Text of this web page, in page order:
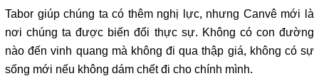
Tabor giúp chúng ta có thêm nghị lực, nhưng Canvê mới là
nơi chúng ta được biến đổi thực sự. Không có con đường
nào đến vinh quang mà không đi qua thập giá, không có sự
sống mới nếu không dám chết đi cho chính mình.